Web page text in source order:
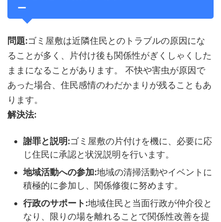
ー
問題:ゴミ屋敷は近隣住民とのトラブルの原因にな
ることが多く、片付け後も関係性がぎくしゃくした
ままになることがあります。 不快や害虫が原因で
あった場合、住民感情のわだかまりが残ることもあ
ります。
解決法:
謝罪と説明:ゴミ屋敷の片付けを機に、必要に応
じ住民に承認と状況説明を行います。
地域活動への参加:地域の清掃活動やイベントに
積極的に参加し、関係修復に努めます。
行政のサポート:地域住民と当面行政が仲介役と
なり、限りの場を離れることで関係性改善を提